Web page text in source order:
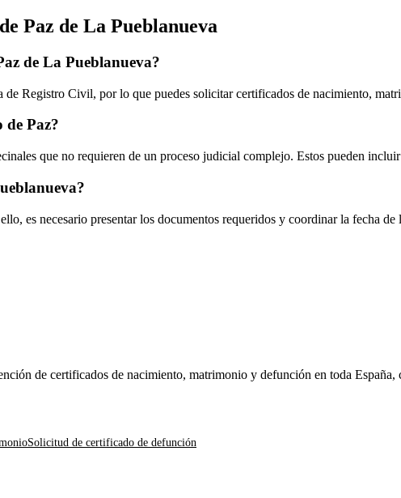
Paz de La Pueblanueva
de La Pueblanueva?
de Registro Civil, por lo que puedes solicitar certificados de nacimiento,
de Paz?
que no requieren de un proceso judicial complejo. Estos pueden
?
es necesario presentar los documentos requeridos y coordinar la fecha de
de certificados de nacimiento, matrimonio y defunción en toda España,
Solicitud de certificado de defunción